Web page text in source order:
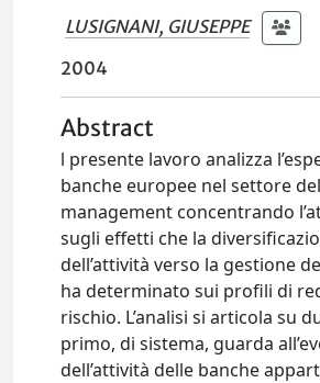
LUSIGNANI, GIUSEPPE
2004
Abstract
l presente lavoro analizza
banche europee nel settore
management concentrando
sugli effetti che la
dell’attività verso la gestione
ha determinato sui profili di
rischio. L’analisi si articola su
primo, di sistema, guarda
dell’attività delle banche